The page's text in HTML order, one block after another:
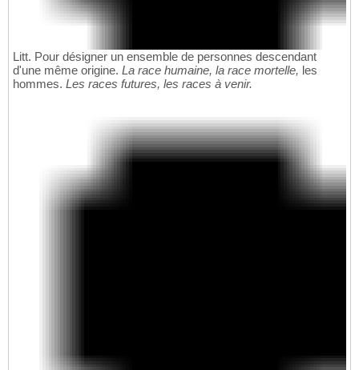
Litt. Pour désigner un ensemble de personnes descendant
d'une même origine. La race humaine, la race mortelle, les
hommes. Les races futures, les races à venir.